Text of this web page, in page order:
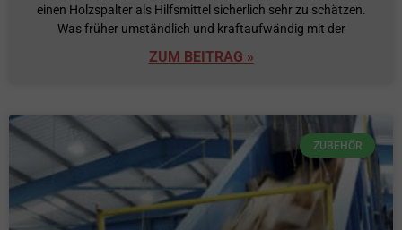
einen Holzspalter als Hilfsmittel sicherlich sehr zu schätzen.
Was früher umständlich und kraftaufwändig mit der
ZUM BEITRAG »
ZUBEHÖR